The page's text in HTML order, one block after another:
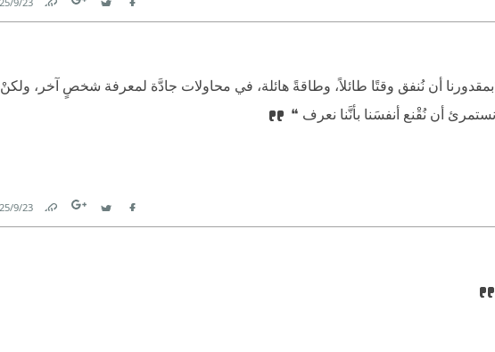
Facebook
Twitter
Link
23‏/9‏/2025
⁠‫بمقدورنا أن نُنفق وقتًا طائلاً، وطاقةً هائلة، في محاولات جادَّة لمعرفة شخصٍ آخر، ولكنْ
أن نُقْنع أنفسَنا بأنَّنا نعرف ❝
Facebook
Twitter
Link
23‏/9‏/2025